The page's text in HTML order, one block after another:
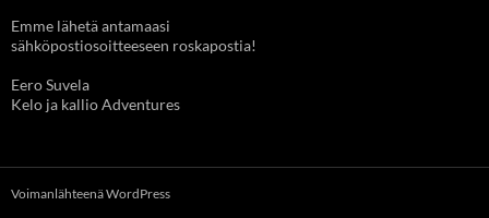
Emme lähetä antamaasi
sähköpostiosoitteeseen roskapostia!
Eero Suvela
Kelo ja kallio Adventures
Voimanlähteenä WordPress